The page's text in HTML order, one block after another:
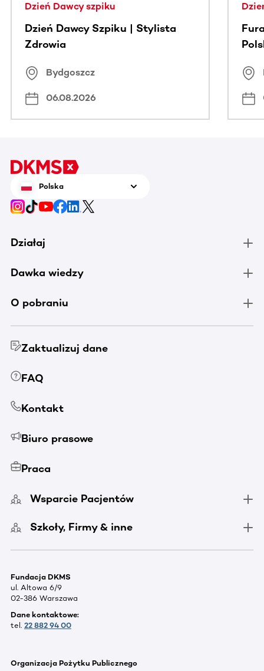
Dzień Dawcy szpiku
Dzień Dawcy Szpiku | Stylista
Zdrowia
Bydgoszcz
06.08.2026
Polska
Działaj
Dawka wiedzy
O pobraniu
Zaktualizuj dane
FAQ
Kontakt
Biuro prasowe
Praca
Wsparcie Pacjentów
Szkoły, Firmy & inne
Fundacja DKMS
ul. Altowa 6/9
02-386 Warszawa
Dane kontaktowe:
tel. 22 882 94 00
Organizacja Pożytku Publicznego